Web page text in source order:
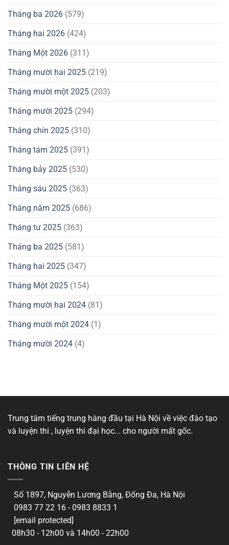
Tháng ba 2026 (579)
Tháng hai 2026 (424)
Tháng Một 2026 (311)
Tháng mười hai 2025 (219)
Tháng mười một 2025 (203)
Tháng mười 2025 (294)
Tháng chín 2025 (310)
Tháng tám 2025 (391)
Tháng bảy 2025 (530)
Tháng sáu 2025 (363)
Tháng năm 2025 (686)
Tháng tư 2025 (363)
Tháng ba 2025 (581)
Tháng hai 2025 (347)
Tháng Một 2025 (154)
Tháng mười hai 2024 (81)
Tháng mười một 2024 (1)
Tháng mười 2024 (4)
Trung tâm tiếng trung hàng đầu tại Hà Nội về việc đào tạo
và luyện thi , luyện thi đại học... cho người mất gốc.
THÔNG TIN LIÊN HỆ
Số 1897, Nguyễn Lương Bằng, Đống Đa, Hà Nội
0983 77 22 16 - 0983 8833 1
[email protected]
08h30 - 12h00 và 14h00 - 22h00